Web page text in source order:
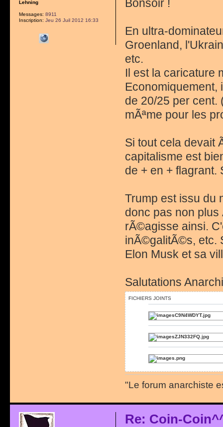
Bonsoir !
En ultra-
Groenland,
etc.
Il est la caricature
Economiquement,
de 20/25 per
mÃªme pour les
Si tout cela devait
capitalisme est
de + en + flagrant.
Trump est issu du
donc pas non
rÃ©agisse ainsi.
inÃ©galitÃ©s, etc.
Elon Musk et sa
Salutations
FICHIERS JOINTS
"Le forum anarchiste
Lehning
Messages: 8911
Inscription: Jeu 26 Juil 2012 16:33
Re: Coin-